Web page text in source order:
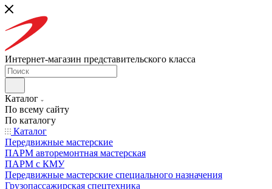
Интернет-магазин представительского класса
Каталог
По всему сайту
По каталогу
Каталог
Передвижные мастерские
ПАРМ авторемонтная мастерская
ПАРМ с КМУ
Передвижные мастерские специального назначения
Грузопассажирская спецтехника